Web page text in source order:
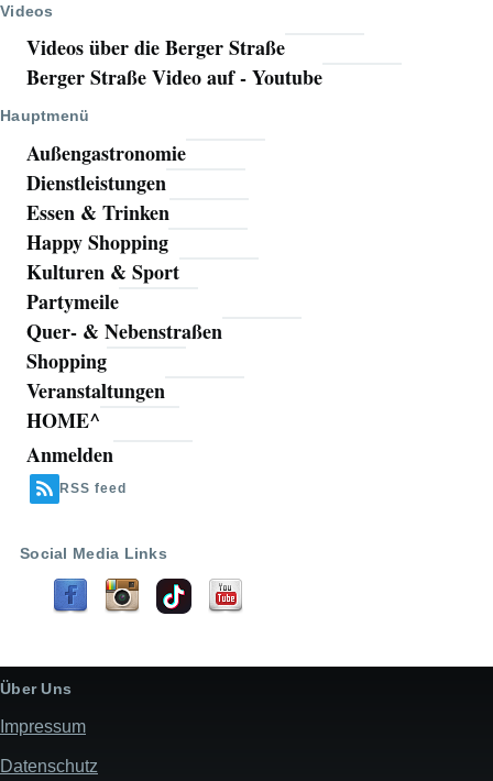
Videos
Videos über die Berger Straße
Berger Straße Video auf - Youtube
Hauptmenü
Außengastronomie
Dienstleistungen
Essen & Trinken
Happy Shopping
Kulturen & Sport
Partymeile
Quer- & Nebenstraßen
Shopping
Veranstaltungen
HOME^
Benutzermenü
Anmelden
RSS feed
Social Media Links
Über Uns
Impressum
Datenschutz